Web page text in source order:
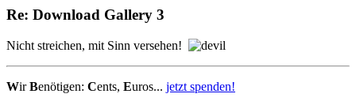
Re: Download Gallery 3
Nicht streichen, mit Sinn versehen!
WirBenötigen: Cents, Euros... jetzt spenden!